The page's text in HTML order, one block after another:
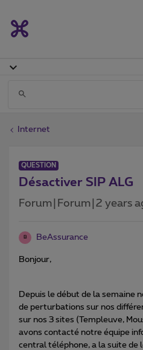
Internet
QUESTION
Désactiver SIP ALG
Forum|Forum|2 years
B BeAssurance
Bonjour,
Depuis le début de la semaine
de perturbations sur nos
sur nos 3 sites (Templeuve,
avons contacté notre équipe
central téléphone, a la suite de